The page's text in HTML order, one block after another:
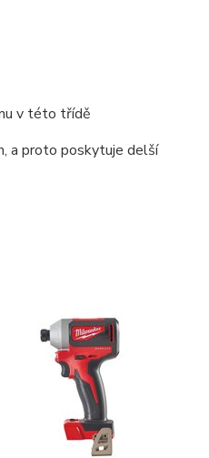
v této třídě
a proto poskytuje delší